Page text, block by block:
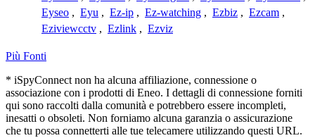
Eyseo , Eyu , Ez-ip , Ez-watching , Ezbiz , Ezcam ,
Eziviewcctv , Ezlink , Ezviz
Più Fonti
* iSpyConnect non ha alcuna affiliazione, connessione o
associazione con i prodotti di Eneo. I dettagli di connessione forniti
qui sono raccolti dalla comunità e potrebbero essere incompleti,
inesatti o obsoleti. Non forniamo alcuna garanzia o assicurazione
che tu possa connetterti alle tue telecamere utilizzando questi URL.